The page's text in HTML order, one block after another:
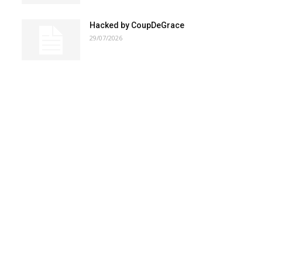
Hacked by CoupDeGrace
29/07/2026